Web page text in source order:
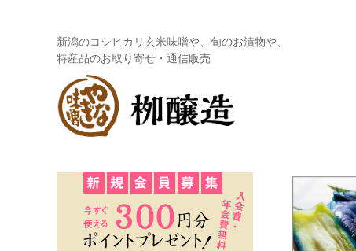
新潟のコシヒカリ玄米味噌や、旬のお漬物や、
特産品のお取り寄せ・通信販売